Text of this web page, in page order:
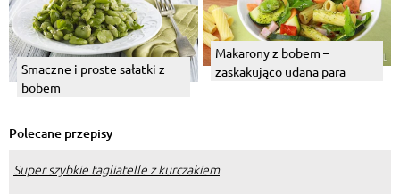
Smaczne i proste sałatki z
bobem
Makarony z bobem –
zaskakująco udana para
Polecane przepisy
Super szybkie tagliatelle z kurczakiem